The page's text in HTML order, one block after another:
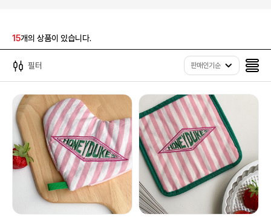
15개의 상품이 있습니다.
필터 판매인기순